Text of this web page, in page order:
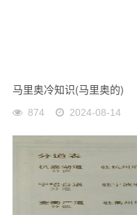
马里奥冷知识(马里奥的)
874 2024-08-14